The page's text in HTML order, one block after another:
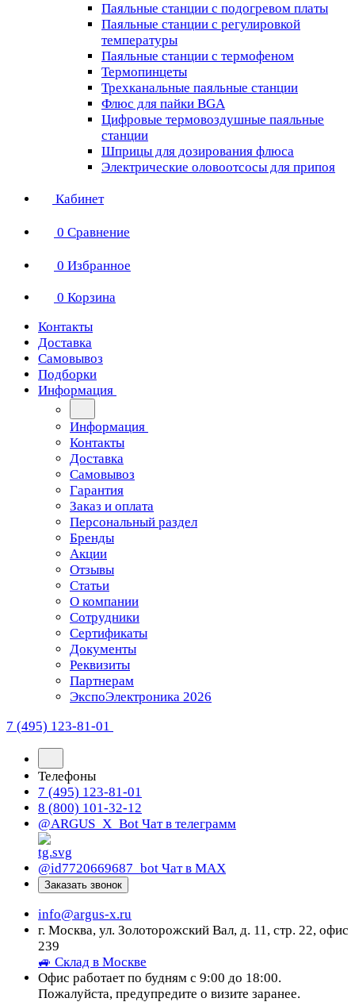
Паяльные станции с подогревом платы
Паяльные станции с регулировкой
температуры
Паяльные станции с термофеном
Термопинцеты
Трехканальные паяльные станции
Флюс для пайки BGA
Цифровые термовоздушные паяльные
станции
Шприцы для дозирования флюса
Электрические оловоотсосы для припоя
Кабинет
0 Сравнение
0 Избранное
0 Корзина
Контакты
Доставка
Самовывоз
Подборки
Информация
Информация
Контакты
Доставка
Самовывоз
Гарантия
Заказ и оплата
Персональный раздел
Бренды
Акции
Отзывы
Статьи
О компании
Сотрудники
Сертификаты
Документы
Реквизиты
Партнерам
ЭкспоЭлектроника 2026
7 (495) 123-81-01
Телефоны
7 (495) 123-81-01
8 (800) 101-32-12
@ARGUS_X_Bot Чат в телеграмм
@id7720669687_bot Чат в МАХ
Заказать звонок
info@argus-x.ru
г. Москва, ул. Золоторожский Вал, д. 11, стр. 22, офис
239
🚙 Склад в Москве
Офис работает по будням с 9:00 до 18:00.
Пожалуйста, предупредите о визите заранее.